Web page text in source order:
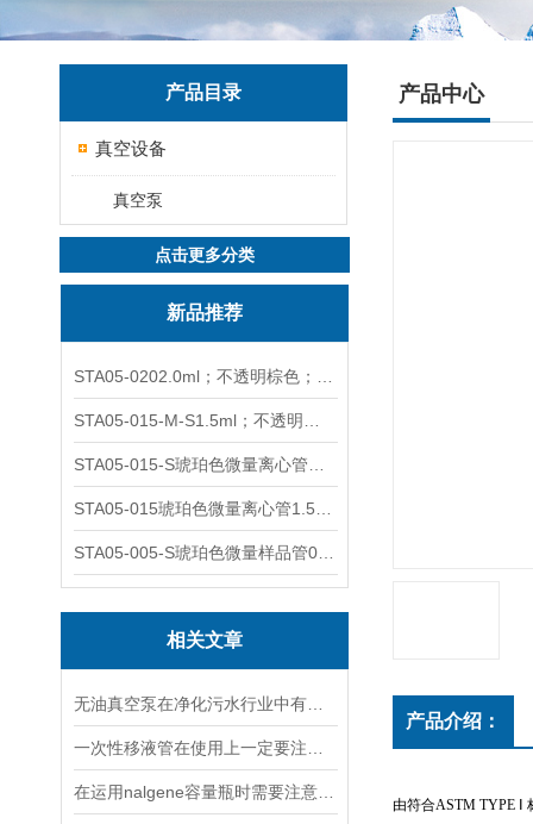
产品目录
真空设备
真空泵
点击更多分类
新品推荐
相关文章
产品中心
产品介绍：
由符合ASTM TYPE